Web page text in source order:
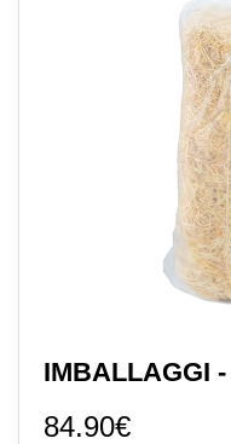
IMBALLAGGI
84.90€